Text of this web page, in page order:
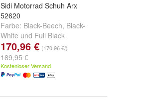
Sidi Motorrad Schuh Arx
52620
Farbe: Black-Beech, Black-
White und Full Black
170,96 € (170,96 €/)
189,95 €
Kostenloser Versand